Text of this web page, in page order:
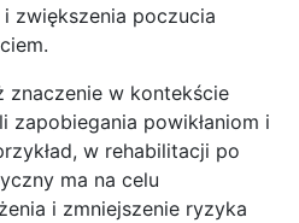
zwiększenia poczucia
znaczenie w kontekście
powikłaniom i
w rehabilitacji po
ma na celu
i zmniejszenie ryzyka